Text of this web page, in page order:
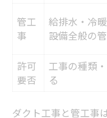
管工
事
給排水・冷
設備全般の
許可
要否
工事の種類
る
ダクト工事と管工事